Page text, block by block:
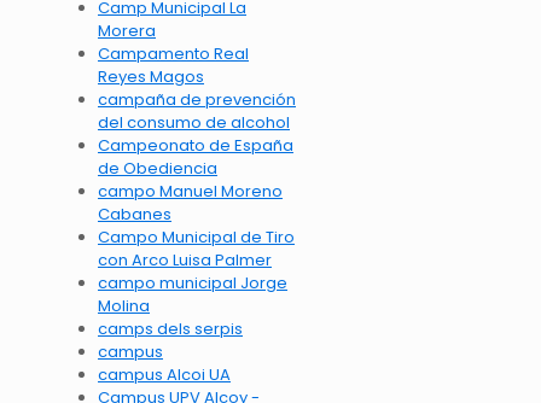
Camp Municipal La
Morera
Campamento Real
Reyes Magos
campaña de prevención
del consumo de alcohol
Campeonato de España
de Obediencia
campo Manuel Moreno
Cabanes
Campo Municipal de Tiro
con Arco Luisa Palmer
campo municipal Jorge
Molina
camps dels serpis
campus
campus Alcoi UA
Campus UPV Alcoy -